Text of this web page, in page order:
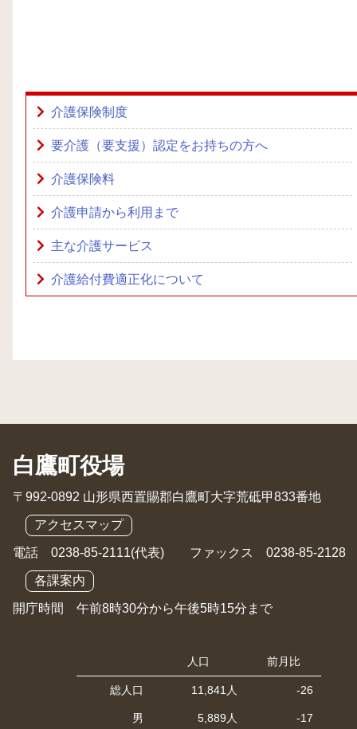
介護保険制度
要介護（要支援）認定をお持ちの方へ
介護保険料
介護申請から利用まで
主な介護サービス
介護給付費適正化について
白鷹町役場
〒992-0892 山形県西置賜郡白鷹町大字荒砥甲833番地
アクセスマップ
電話 0238-85-2111(代表) ファックス 0238-85-2128
各課案内
開庁時間 午前8時30分から午後5時15分まで
人口 前月比
総人口 11,841人 -26
男 5,889人 -17